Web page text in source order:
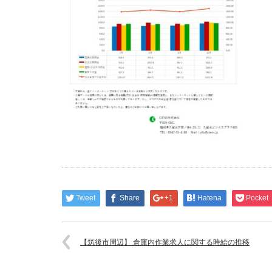
Tweet Share +1 Hatena Pocket
【筑後市周辺】 倉庫内作業求人に関する時給の推移